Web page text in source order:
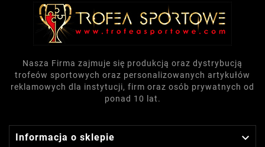
Nasza Firma zajmuje się produkcją oraz dystrybucją
trofeów sportowych oraz personalizowanych artykułów
reklamowych dla instytucji, firm oraz osób prywatnych od
ponad 10 lat.
Informacja o sklepie 